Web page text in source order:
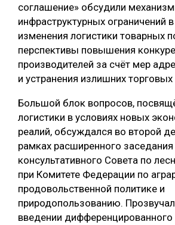
соглашение» обсудили
инфраструктурных ограничений
изменения логистики товарных
перспективы повышения
производителей за счёт мер
и устранения излишних
Большой блок вопросов,
логистики в условиях новых
реалий, обсуждался во второй
рамках расширенного
консультативного Совета по
при Комитете Федерации по
продовольственной политике и
природопользованию.
введении